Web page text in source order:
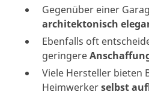
Gegenüber einer
architektonisch
Ebenfalls oft
geringere
Viele Hersteller bieten
Heimwerkerselbst